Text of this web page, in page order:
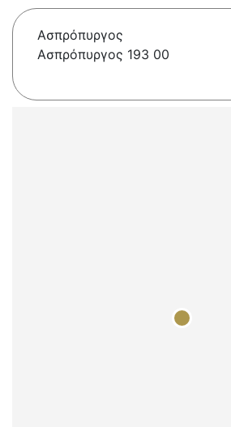
Ασπρόπυργος
Ασπρόπυργος 193 00